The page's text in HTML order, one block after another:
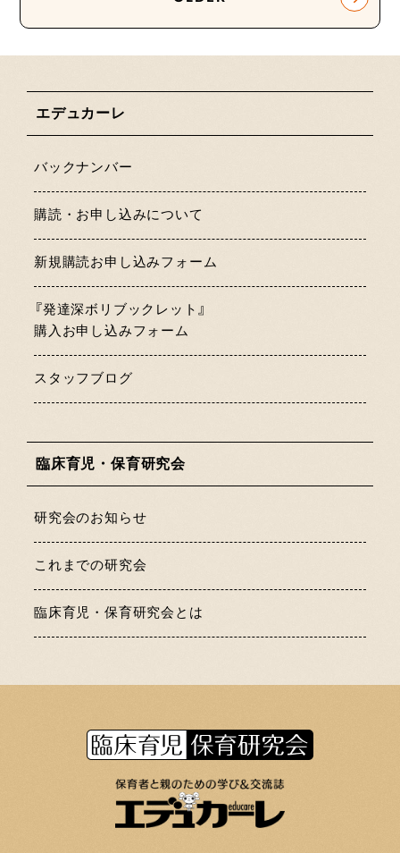
エデュカーレ
バックナンバー
購読・お申し込みについて
新規購読お申し込みフォーム
『発達深ボリブックレット』
購入お申し込みフォーム
スタッフブログ
臨床育児・保育研究会
研究会のお知らせ
これまでの研究会
臨床育児・保育研究会とは